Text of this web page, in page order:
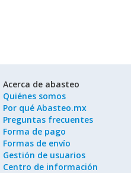
Acerca de abasteo
Quiénes somos
Por qué Abasteo.mx
Preguntas frecuentes
Forma de pago
Formas de envío
Gestión de usuarios
Centro de información